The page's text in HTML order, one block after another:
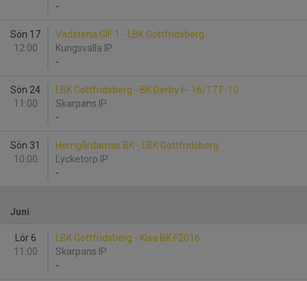
-
Sön 17
12:00
Vadstena GIF 1 - LBK Gottfridsberg
Kungsvalla IP
-
Sön 24
11:00
LBK Gottfridsberg - BK Derby F- 16/17 F-10
Skarpans IP
-
Sön 31
10:00
Hemgårdarnas BK - LBK Gottfridsberg
Lycketorp IP
-
Juni
Lör 6
11:00
LBK Gottfridsberg - Kisa BK F2016
Skarpans IP
-